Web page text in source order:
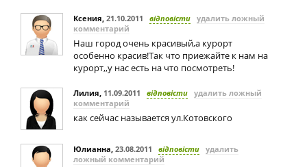
Ксения, 21.10.2011 відповісти удалить ложный
комментарий
Наш город очень красивый,а курорт
особенно красив!Так что приежайте к нам на
курорт,,у нас есть на что посмотреть!
Лилия, 11.09.2011 відповісти удалить ложный
комментарий
как сейчас называется ул.Котовского
Юлианна, 23.08.2011 відповісти удалить
ложный комментарий